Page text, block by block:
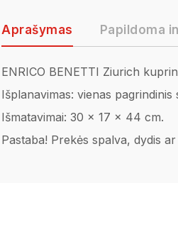
Aprašymas Papildoma
ENRICO BENETTI Ziurich
Išplanavimas: vienas
Išmatavimai: 30 x 17 x 44 cm.
Pastaba! Prekės spalva, dydis